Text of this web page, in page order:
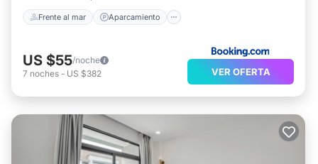
Frente al mar Aparcamiento
US $55/noche
7 noches - US $382 VER OFERTA